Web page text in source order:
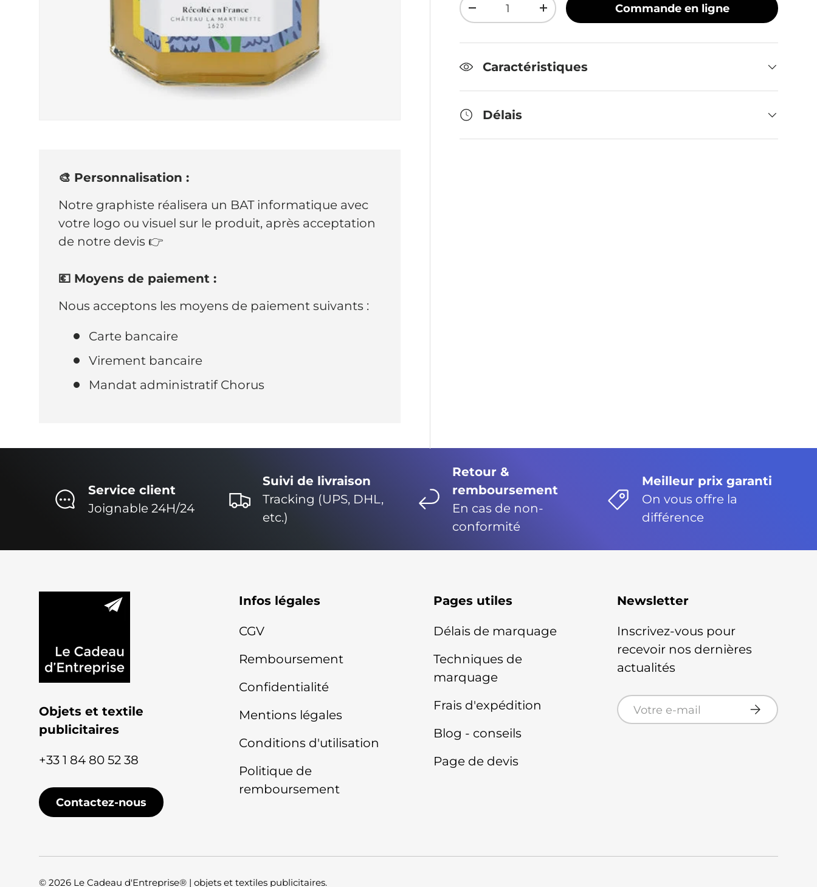
Diminuer la quantitéAugmenter la quantitéCommande en ligne
Caractéristiques
Délais
🎨 Personnalisation :
Notre graphiste réalisera un BAT informatique avec
votre logo ou visuel sur le produit, après acceptation
de notre devis 👉
💶 Moyens de paiement :
Nous acceptons les moyens de paiement suivants :
Carte bancaire
Virement bancaire
Mandat administratif Chorus
Service client
Joignable 24H/24
Suivi de livraison
Tracking (UPS, DHL,
etc.)
Retour &
remboursement
En cas de non-
conformité
Meilleur prix garanti
On vous offre la
différence
Objets et textile
publicitaires
+33 1 84 80 52 38
Contactez-nous
Infos légales
CGV
Remboursement
Confidentialité
Mentions légales
Conditions d'utilisation
Politique de
remboursement
Pages utiles
Délais de marquage
Techniques de
marquage
Frais d'expédition
Blog - conseils
Page de devis
Newsletter
Inscrivez-vous pour
recevoir nos dernières
actualités
E-mail S’inscrire
© 2026 Le Cadeau d'Entreprise® | objets et textiles publicitaires.